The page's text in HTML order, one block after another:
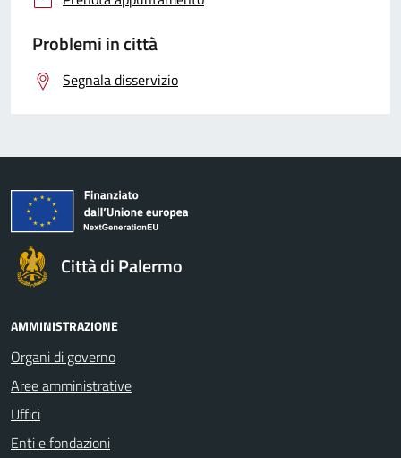
Problemi in città
Segnala disservizio
Città di Palermo
AMMINISTRAZIONE
Organi di governo
Aree amministrative
Uffici
Enti e fondazioni